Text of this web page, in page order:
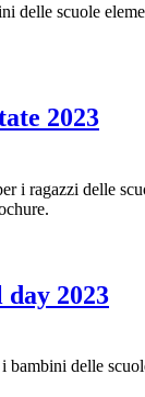
delle scuole
2023
i ragazzi delle
2023
bambini delle